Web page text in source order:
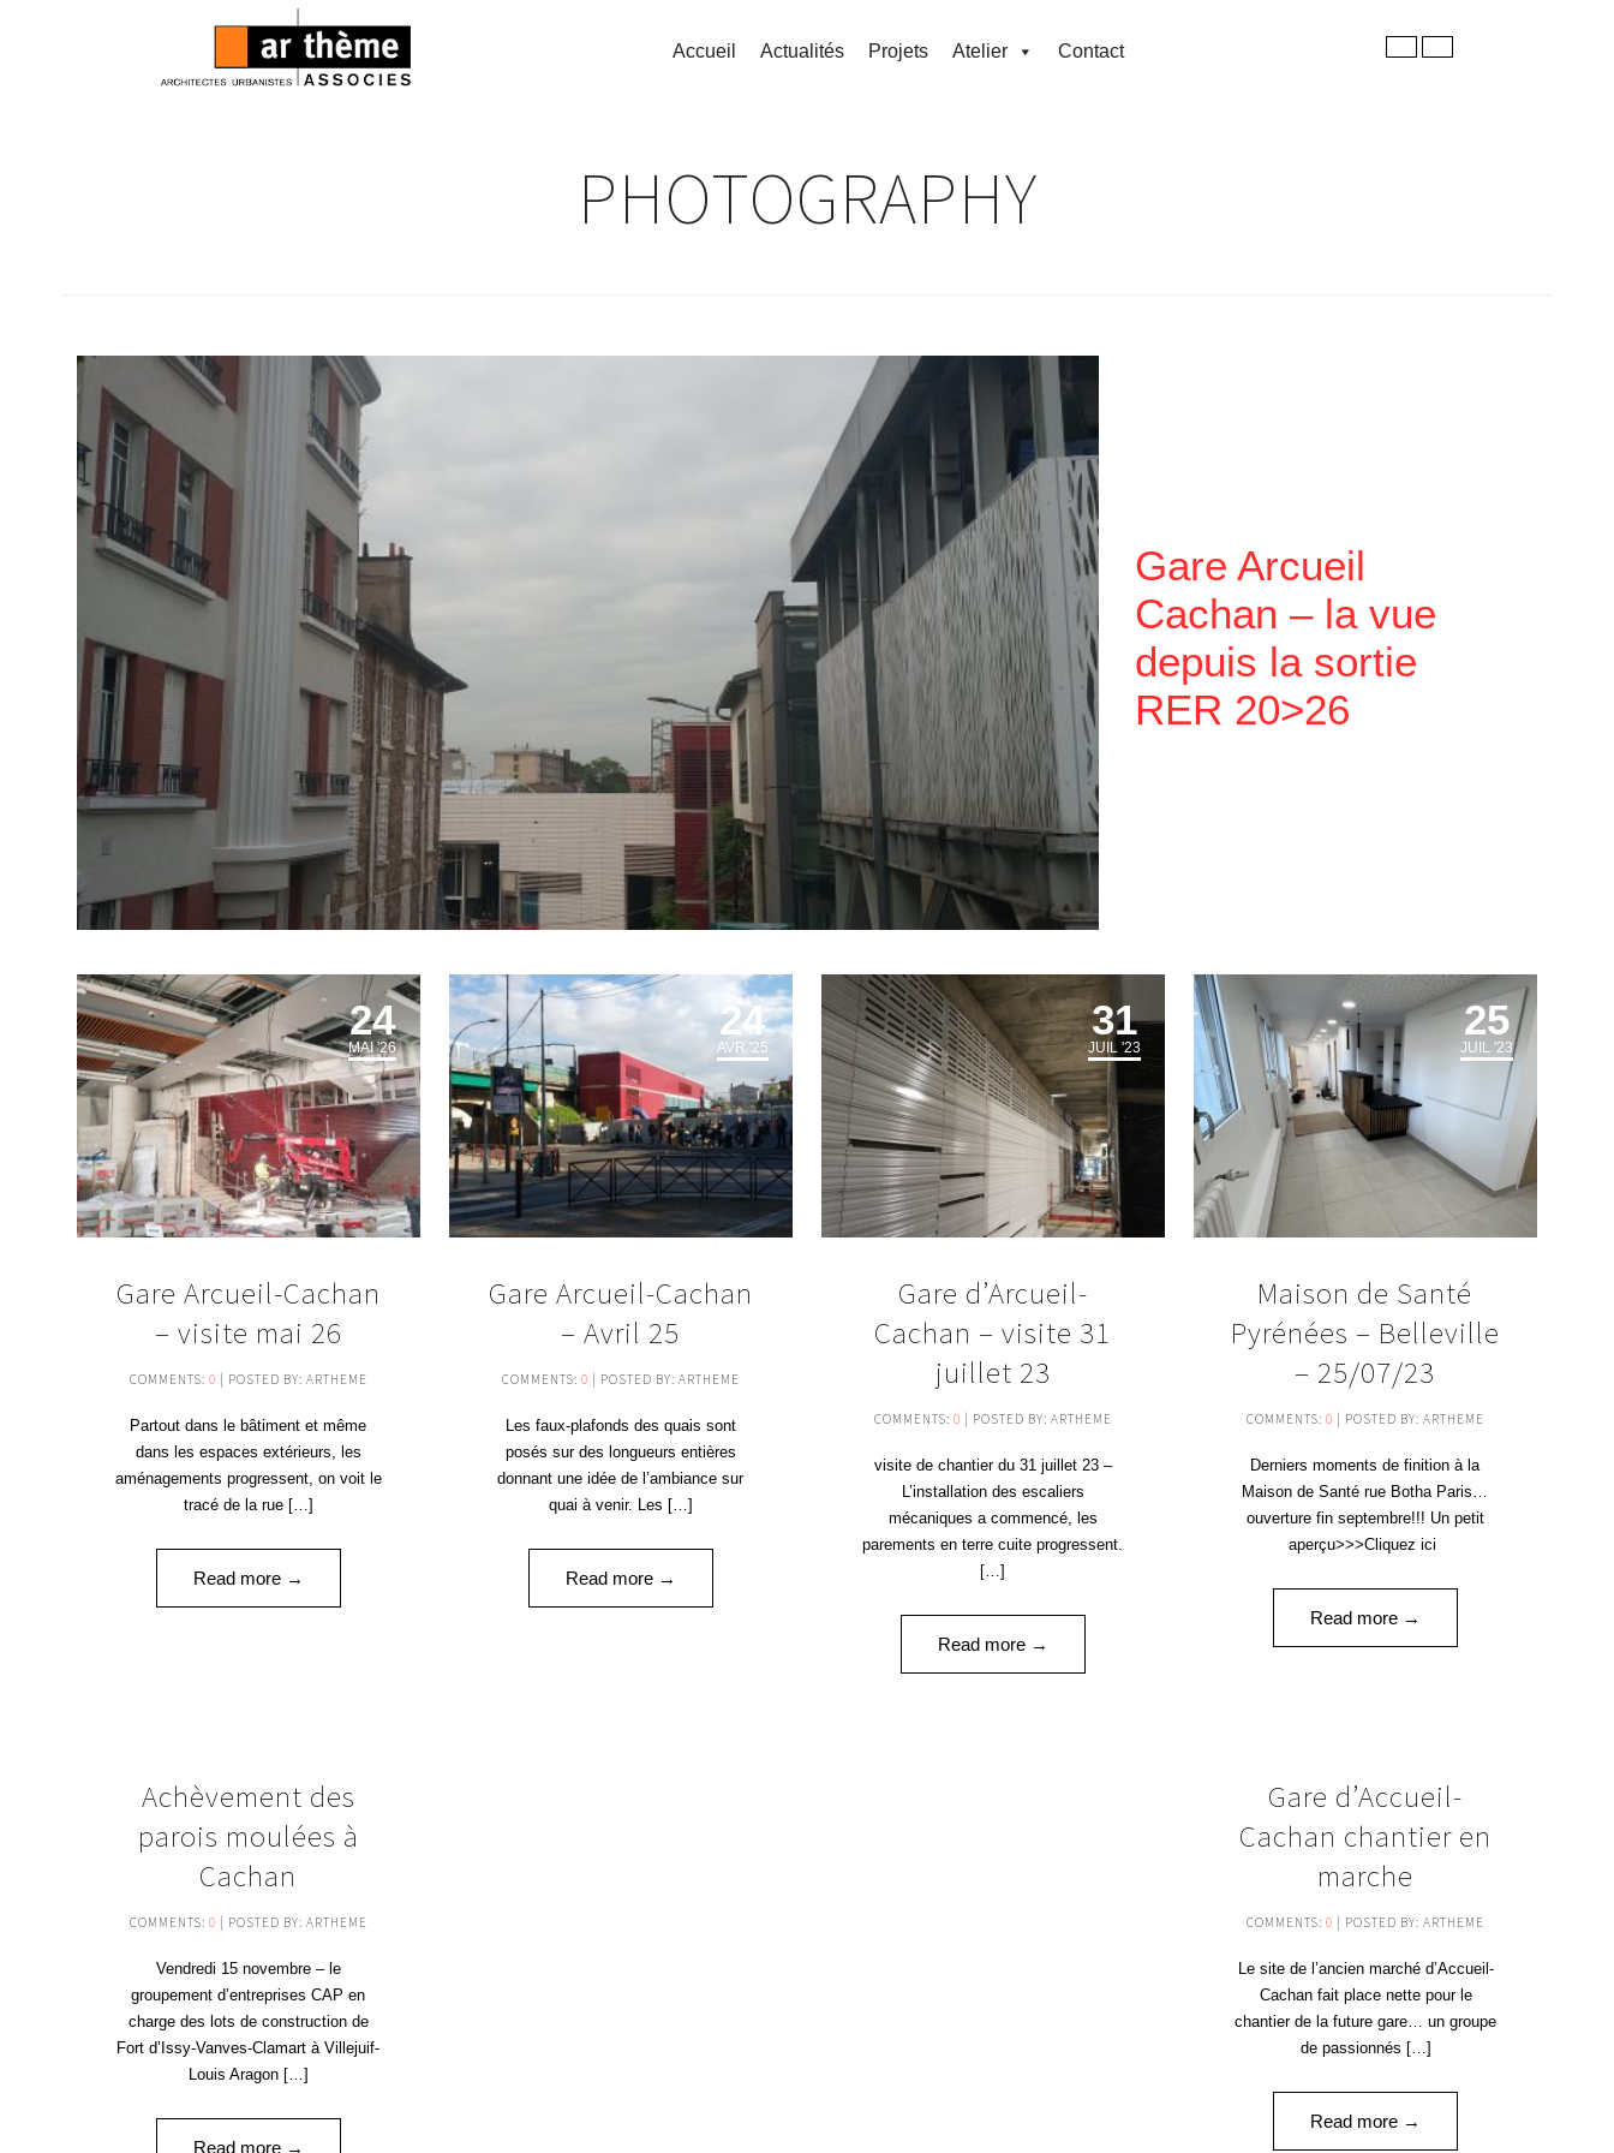
Accueil Actualités Projets Atelier Contact
PHOTOGRAPHY
Gare Arcueil
Cachan – la vue
depuis la sortie
RER 20>26
24
MAI '26
Gare Arcueil-Cachan
– visite mai 26
COMMENTS: 0 | POSTED BY: ARTHEME
Partout dans le bâtiment et même
dans les espaces extérieurs, les
aménagements progressent, on voit le
tracé de la rue […]
Read more →
24
AVR '25
Gare Arcueil-Cachan
– Avril 25
COMMENTS: 0 | POSTED BY: ARTHEME
Les faux-plafonds des quais sont
posés sur des longueurs entières
donnant une idée de l’ambiance sur
quai à venir. Les […]
Read more →
31
JUIL '23
Gare d’Arcueil-
Cachan – visite 31
juillet 23
COMMENTS: 0 | POSTED BY: ARTHEME
visite de chantier du 31 juillet 23 –
L’installation des escaliers
mécaniques a commencé, les
parements en terre cuite progressent.
[…]
Read more →
25
JUIL '23
Maison de Santé
Pyrénées – Belleville
– 25/07/23
COMMENTS: 0 | POSTED BY: ARTHEME
Derniers moments de finition à la
Maison de Santé rue Botha Paris…
ouverture fin septembre!!! Un petit
aperçu>>>Cliquez ici
Read more →
15
Achèvement des
parois moulées à
Cachan
COMMENTS: 0 | POSTED BY: ARTHEME
Vendredi 15 novembre – le
groupement d’entreprises CAP en
charge des lots de construction de
Fort d’Issy-Vanves-Clamart à Villejuif-
Louis Aragon […]
Read more →
Gare d’Accueil-
Cachan chantier en
marche
COMMENTS:0 | POSTED BY: ARTHEME
Le site de l’ancien marché d’Accueil-
Cachan fait place nette pour le
chantier de la future gare… un groupe
de passionnés […]
Read more →